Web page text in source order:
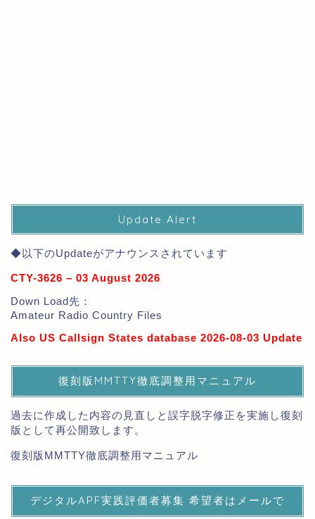
Update Alert
◆以下のUpdateがアナウンスされています
CTY-3626 – 03 August 2026
Down Load先：
Amateur Radio Country Files
Also US Callsign States database 2026-08-03 Update
復刻版MMTTY徹底調整用マニュアル
過去に作成した内容の見直しと誤字脱字修正を実施し復刻
版として再公開致します。
復刻版MMTTY徹底調整用マニュアル
デジタルAPF実践評価者募集 希望者はメールで